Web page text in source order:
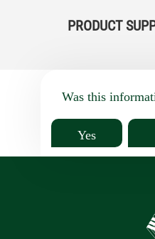
PRODUCT
Was this
Yes